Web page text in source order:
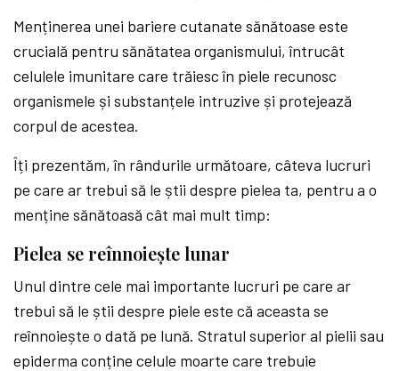
Menținerea unei bariere cutanate sănătoase este
crucială pentru sănătatea organismului, întrucât
celulele imunitare care trăiesc în piele recunosc
organismele și substanțele intruzive și protejează
corpul de acestea.
Îți prezentăm, în rândurile următoare, câteva lucruri
pe care ar trebui să le știi despre pielea ta, pentru a o
menține sănătoasă cât mai mult timp:
Pielea se reînnoiește lunar
Unul dintre cele mai importante lucruri pe care ar
trebui să le știi despre piele este că aceasta se
reînnoiește o dată pe lună. Stratul superior al pielii sau
epiderma conține celule moarte care trebuie